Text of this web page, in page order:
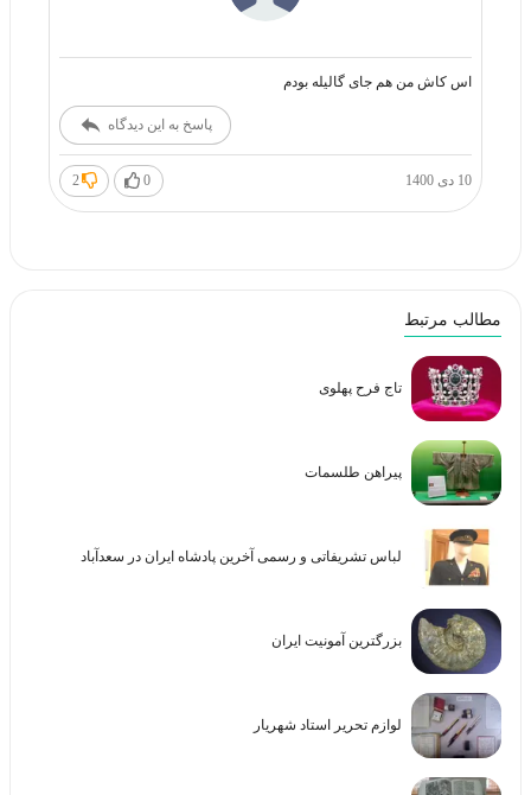
اس کاش من هم جای گالیله بودم
پاسخ به این دیدگاه
10 دی 1400 0
2
مطالب مرتبط
تاج فرح پهلوی
پیراهن طلسمات
لباس تشریفاتی و رسمی آخرین پادشاه ایران در سعدآباد
بزرگترین آمونیت ایران
لوازم تحریر استاد شهریار